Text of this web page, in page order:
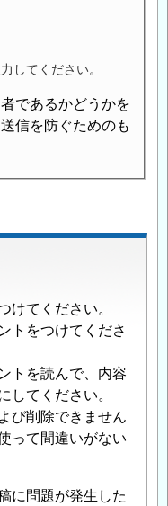
してください。
であるかどうかを
信を防ぐためのも
けてください。
トをつけてくださ
トを読んで、内容
してください。
び削除できません
って間違いがない
に問題が発生した